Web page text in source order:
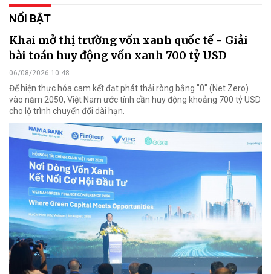
NỔI BẬT
Khai mở thị trường vốn xanh quốc tế - Giải
bài toán huy động vốn xanh 700 tỷ USD
06/08/2026 10:48
Để hiện thực hóa cam kết đạt phát thải ròng bằng "0" (Net Zero)
vào năm 2050, Việt Nam ước tính cần huy động khoảng 700 tỷ USD
cho lộ trình chuyển đổi dài hạn.